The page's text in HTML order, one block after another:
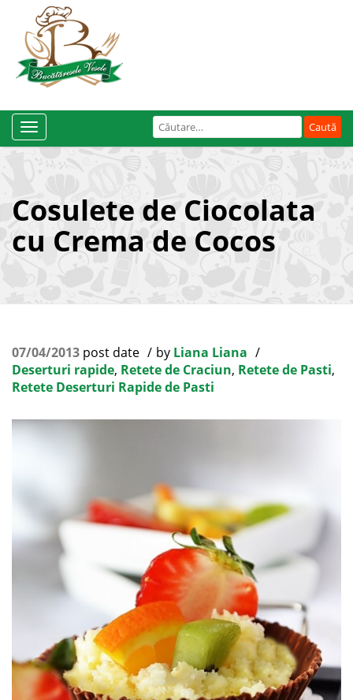
Caută
după:
Toggle
Navigation
Cosulete de Ciocolata
cu Crema de Cocos
07/04/2013 post date by Liana Liana
Deserturi rapide, Retete de Craciun, Retete de Pasti,
Retete Deserturi Rapide de Pasti